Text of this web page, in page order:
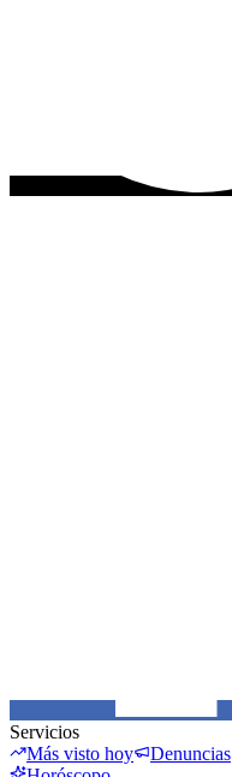
Servicios
Más visto hoy
Denuncias